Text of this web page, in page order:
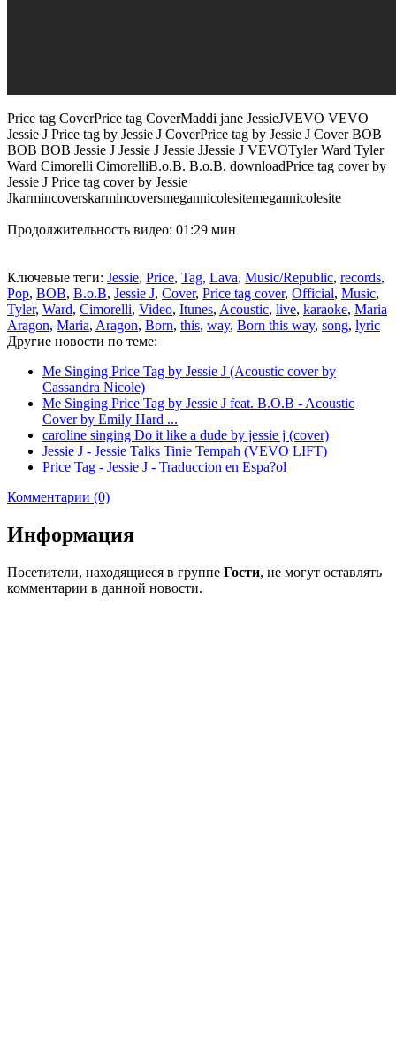
Price tag CoverPrice tag CoverMaddi jane JessieJVEVO VEVO
Jessie J Price tag by Jessie J CoverPrice tag by Jessie J Cover BOB
BOB BOB Jessie J Jessie J Jessie JJessie J VEVOTyler Ward Tyler
Ward Cimorelli CimorelliB.o.B. B.o.B. downloadPrice tag cover by
Jessie J Price tag cover by Jessie
Jkarmincoverskarmincoversmegannicolesitemegannicolesite
Продолжительность видео: 01:29 мин
Ключевые теги: Jessie, Price, Tag, Lava, Music/Republic, records,
Pop, BOB, B.o.B, Jessie J, Cover, Price tag cover, Official, Music,
Tyler, Ward, Cimorelli, Video, Itunes, Acoustic, live, karaoke, Maria
Aragon, Maria, Aragon, Born, this, way, Born this way, song, lyric
Другие новости по теме:
Me Singing Price Tag by Jessie J (Acoustic cover by
Cassandra Nicole)
Me Singing Price Tag by Jessie J feat. B.O.B - Acoustic
Cover by Emily Hard ...
caroline singing Do it like a dude by jessie j (cover)
Jessie J - Jessie Talks Tinie Tempah (VEVO LIFT)
Price Tag - Jessie J - Traduccion en Espa?ol
Комментарии (0)
Информация
Посетители, находящиеся в группе Гости, не могут оставлять
комментарии в данной новости.